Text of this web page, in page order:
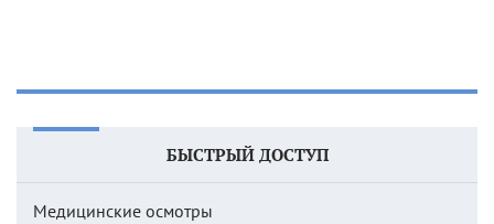
БЫСТРЫЙ ДОСТУП
Медицинские осмотры